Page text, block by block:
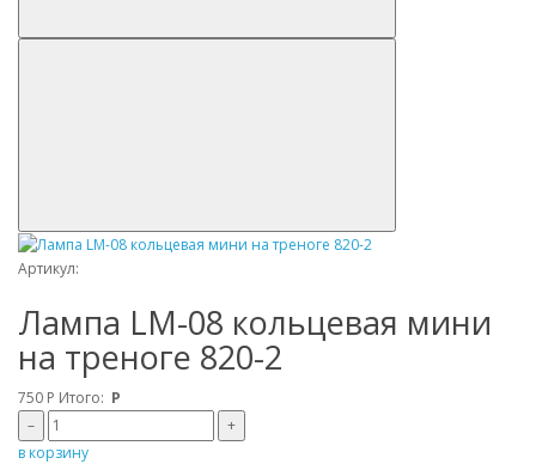
Артикул:
Лампа LM-08 кольцевая мини
на треноге 820-2
750 Р Итого: Р
–
+
в корзину